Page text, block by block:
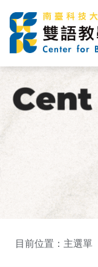
目前位置：主選單
:::